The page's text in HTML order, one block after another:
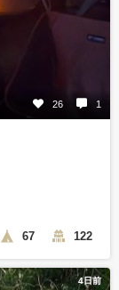
26 1
67 122
4日前